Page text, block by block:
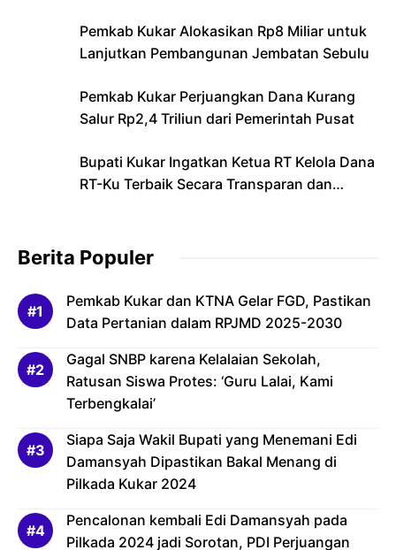
Pemkab Kukar Alokasikan Rp8 Miliar untuk
Lanjutkan Pembangunan Jembatan Sebulu
Pemkab Kukar Perjuangkan Dana Kurang
Salur Rp2,4 Triliun dari Pemerintah Pusat
Bupati Kukar Ingatkan Ketua RT Kelola Dana
RT-Ku Terbaik Secara Transparan dan
Berita Populer
Pemkab Kukar dan KTNA Gelar FGD, Pastikan
Data Pertanian dalam RPJMD 2025-2030
Gagal SNBP karena Kelalaian Sekolah,
Ratusan Siswa Protes: ‘Guru Lalai, Kami
Terbengkalai’
Siapa Saja Wakil Bupati yang Menemani Edi
Damansyah Dipastikan Bakal Menang di
Pilkada Kukar 2024
Pencalonan kembali Edi Damansyah pada
Pilkada 2024 jadi Sorotan, PDI Perjuangan